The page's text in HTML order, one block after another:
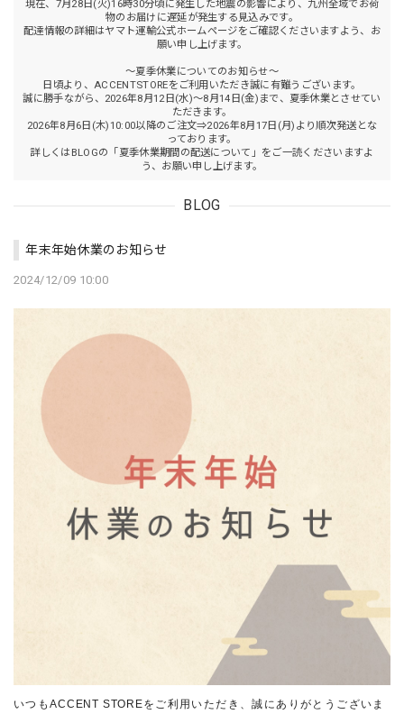
現在、7月28日(火)16時30分頃に発生した地震の影響により、九州全域でお荷
物のお届けに遅延が発生する見込みです。
配達情報の詳細はヤマト運輸公式ホームページをご確認くださいますよう、お
願い申し上げます。
～夏季休業についてのお知らせ～
日頃より、ACCENTSTOREをご利用いただき誠に有難うございます。
誠に勝手ながら、2026年8月12日(水)～8月14日(金)まで、夏季休業とさせてい
ただきます。
2026年8月6日(木)10:00以降のご注文⇒2026年8月17日(月)より順次発送とな
っております。
詳しくはBLOGの「夏季休業期間の配送について」をご一読くださいますよ
う、お願い申し上げます。
BLOG
年末年始休業のお知らせ
2024/12/09 10:00
いつもACCENT STOREをご利用いただき、誠にありがとうございま